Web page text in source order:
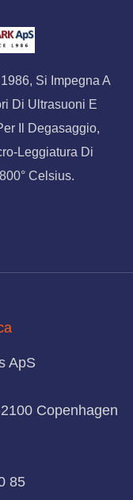
Si Impegna A
Di Ultrasuoni E
Il Degasaggio,
Leggiatura Di
Celsius.
ApS
Copenhagen
85